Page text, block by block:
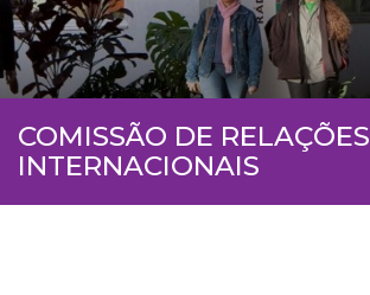
COMISSÃO DE RELAÇÕES
INTERNACIONAIS